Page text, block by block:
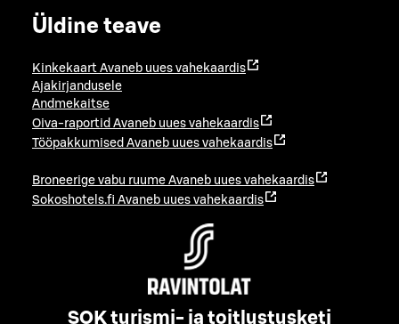
Üldine teave
Kinkekaart Avaneb uues vahekaardis
Ajakirjandusele
Andmekaitse
Oiva-raportid Avaneb uues vahekaardis
Tööpakkumised Avaneb uues vahekaardis
Broneerige vabu ruume Avaneb uues vahekaardis
Sokoshotels.fi Avaneb uues vahekaardis
SOK turismi- ja toitlustusketi